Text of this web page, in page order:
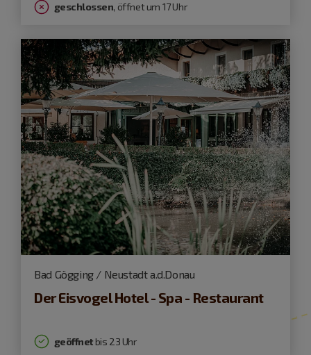
geschlossen, öffnet um 17 Uhr
Bad Gögging / Neustadt a.d.Donau
Der Eisvogel Hotel - Spa - Restaurant
geöffnetbis 23 Uhr